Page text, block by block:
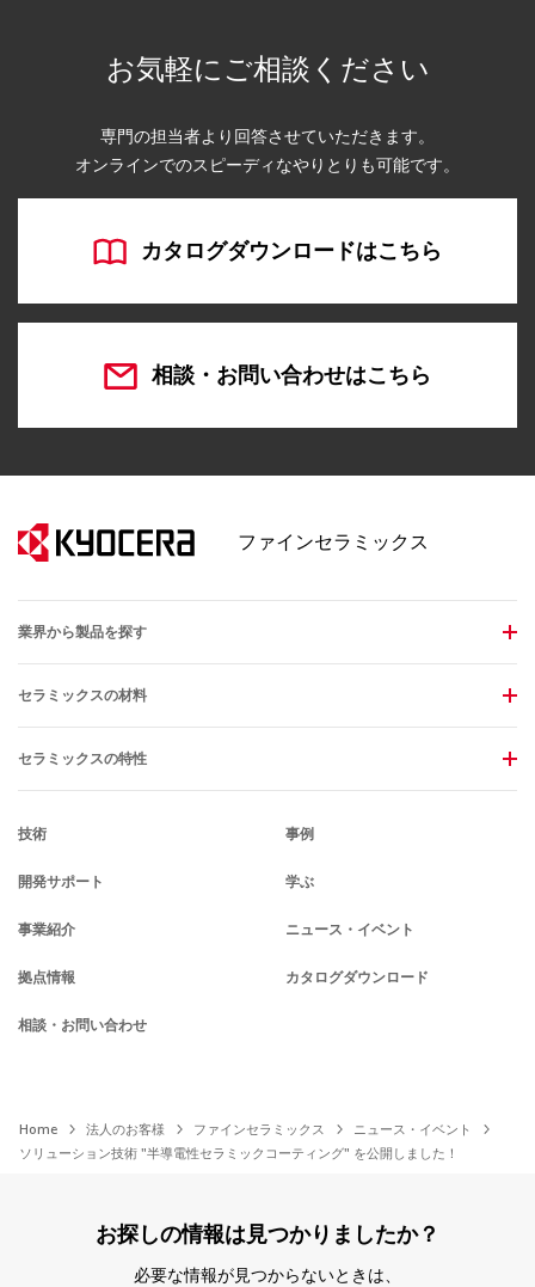
お気軽にご相談ください
専門の担当者より回答させていただきます。
オンラインでのスピーディなやりとりも可能です。
カタログダウンロードはこちら
相談・お問い合わせはこちら
ファインセラミックス
業界から製品を探す
セラミックスの材料
セラミックスの特性
技術 事例
開発サポート 学ぶ
事業紹介 ニュース・イベント
拠点情報 カタログダウンロード
相談・お問い合わせ
Home 法人のお客様 ファインセラミックス
ニュース・イベント
ソリューション技術 "半導電性セラミックコーティング" を公開しました！
お探しの情報は見つかりましたか？
必要な情報が見つからないときは、